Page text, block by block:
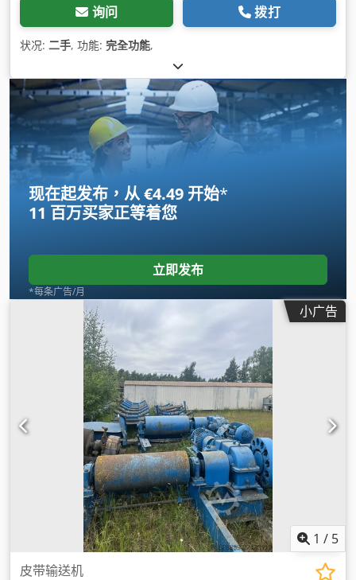
询问 拨打
状况: 二手, 功能: 完全功能,
现在起发布，从 €4.49 开始*
11 百万买家正等着您
立即发布
*每条广告/月
小广告
1 / 5
皮带输送机